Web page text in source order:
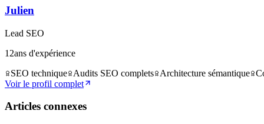
Julien
Lead SEO
12ans d'expérience
SEO technique
Audits SEO complets Architecture sémantique
Voir le profil complet
Articles connexes